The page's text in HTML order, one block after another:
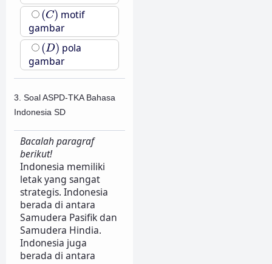
(C)
(C) motif
gambar
(D)
(D) pola
gambar
3. Soal ASPD-TKA Bahasa
Indonesia SD
Bacalah paragraf
berikut!
Indonesia memiliki
letak yang sangat
strategis. Indonesia
berada di antara
Samudera Pasifik dan
Samudera Hindia.
Indonesia juga
berada di antara